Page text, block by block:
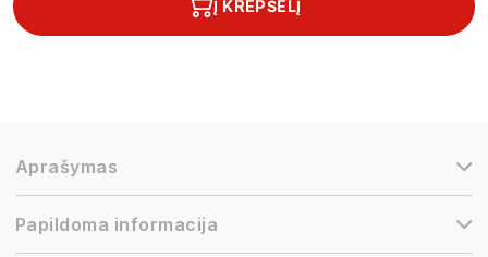
Į KREPŠELĮ
Aprašymas
Papildoma informacija